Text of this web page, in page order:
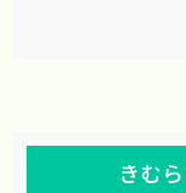
きむ